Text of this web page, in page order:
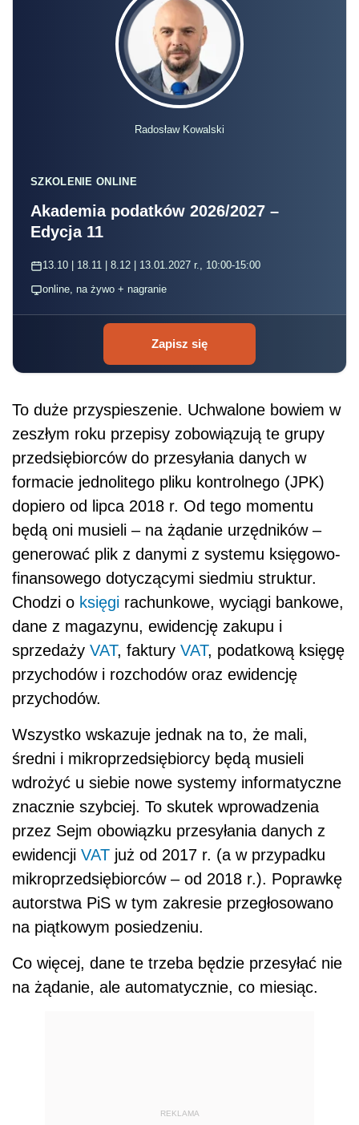
Radosław Kowalski
SZKOLENIE ONLINE
Akademia podatków 2026/2027 –
Edycja 11
13.10 | 18.11 | 8.12 | 13.01.2027 r., 10:00-15:00
online, na żywo + nagranie
Zapisz się
To duże przyspieszenie. Uchwalone bowiem w
zeszłym roku przepisy zobowiązują te grupy
przedsiębiorców do przesyłania danych w
formacie jednolitego pliku kontrolnego (JPK)
dopiero od lipca 2018 r. Od tego momentu
będą oni musieli – na żądanie urzędników –
generować plik z danymi z systemu księgowo-
finansowego dotyczącymi siedmiu struktur.
Chodzi o księgi rachunkowe, wyciągi bankowe,
dane z magazynu, ewidencję zakupu i
sprzedaży VAT, faktury VAT, podatkową księgę
przychodów i rozchodów oraz ewidencję
przychodów.
Wszystko wskazuje jednak na to, że mali,
średni i mikroprzedsiębiorcy będą musieli
wdrożyć u siebie nowe systemy informatyczne
znacznie szybciej. To skutek wprowadzenia
przez Sejm obowiązku przesyłania danych z
ewidencji VAT już od 2017 r. (a w przypadku
mikroprzedsiębiorców – od 2018 r.). Poprawkę
autorstwa PiS w tym zakresie przegłosowano
na piątkowym posiedzeniu.
Co więcej, dane te trzeba będzie przesyłać nie
na żądanie, ale automatycznie, co miesiąc.
REKLAMA